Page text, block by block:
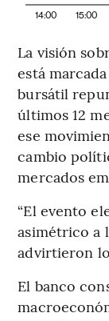
14:00 15:00
La visión
está
bursátil
últimos 12
ese
cambio
mercados
“El evento
asimétrico a
advirtieron
El banco